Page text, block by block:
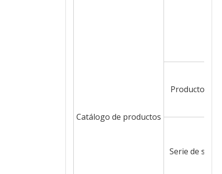
Catálogo de productos
Productos
Serie de